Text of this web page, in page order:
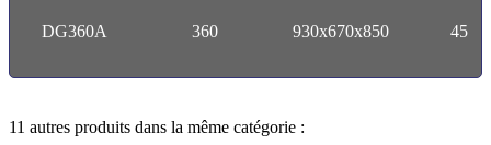
DG360A 360 930x670x850 45
11 autres produits dans la même catégorie :